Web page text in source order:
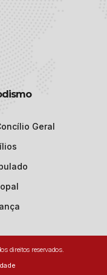
Geral
direitos reservados.